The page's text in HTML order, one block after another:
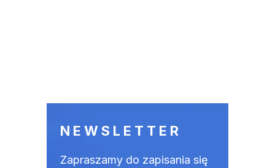
NEWSLETTER
Zapraszamy do zapisania się